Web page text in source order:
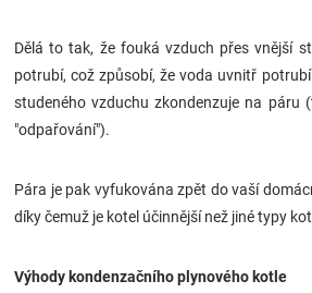
Dělá to tak, že fouká vzduch přes vnější
potrubí, což způsobí, že voda uvnitř
studeného vzduchu zkondenzuje na páru
"odpařování").
Pára je pak vyfukována zpět do vaší
díky čemuž je kotel účinnější než jiné typy
Výhody kondenzačního plynového kotle